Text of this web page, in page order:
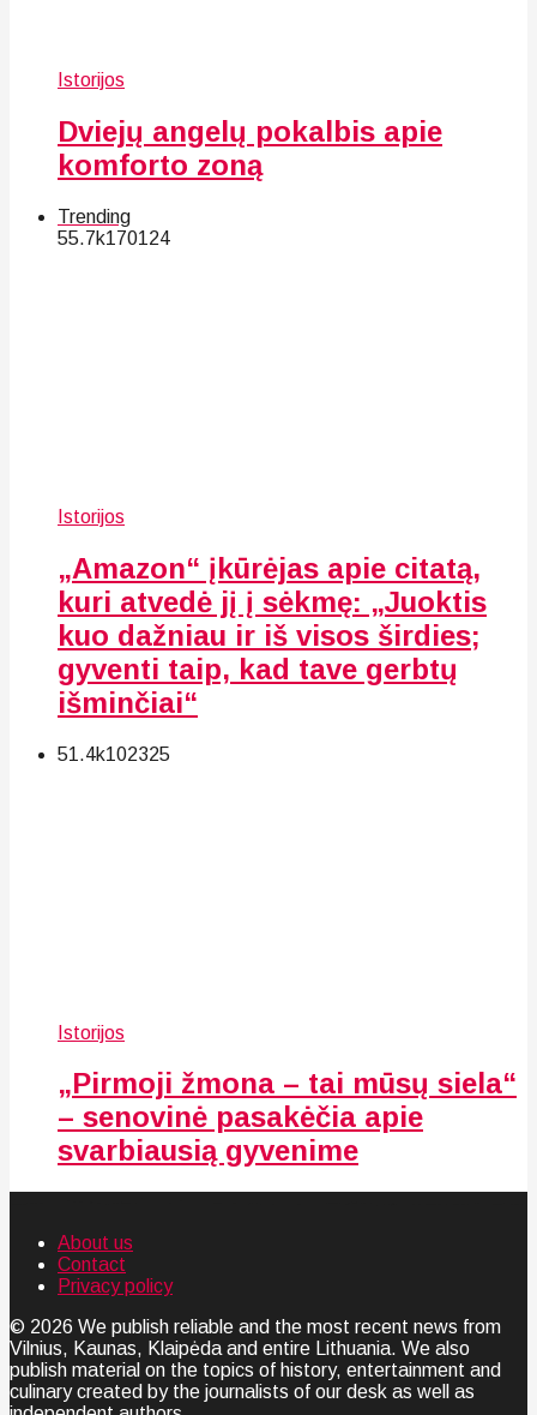
Istorijos
Dviejų angelų pokalbis apie
komforto zoną
Trending
55.7k170124
Istorijos
„Amazon“ įkūrėjas apie citatą,
kuri atvedė jį į sėkmę: „Juoktis
kuo dažniau ir iš visos širdies;
gyventi taip, kad tave gerbtų
išminčiai“
51.4k102325
Istorijos
„Pirmoji žmona – tai mūsų siela“
– senovinė pasakėčia apie
svarbiausią gyvenime
About us
Contact
Privacy policy
© 2026 We publish reliable and the most recent news from
Vilnius, Kaunas, Klaipėda and entire Lithuania. We also
publish material on the topics of history, entertainment and
culinary created by the journalists of our desk as well as